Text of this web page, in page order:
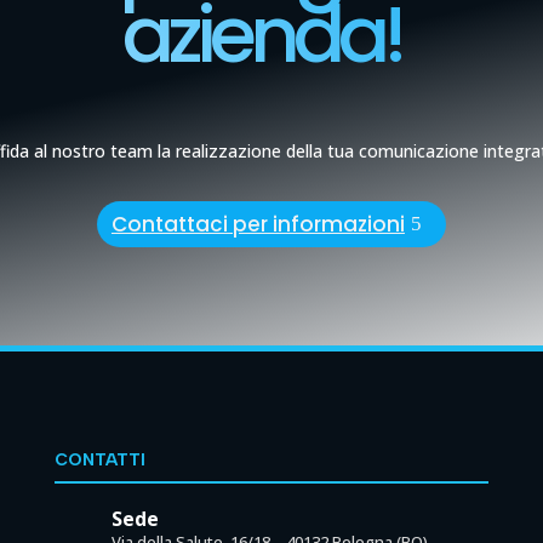
azienda!
al nostro team la realizzazione della tua comunicazione
Contattaci per informazioni
CONTATTI
Sede